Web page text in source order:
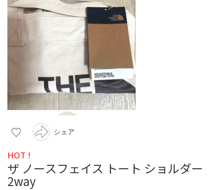
シェア
HOT !
ザ ノースフェイス トート ショルダー
2way